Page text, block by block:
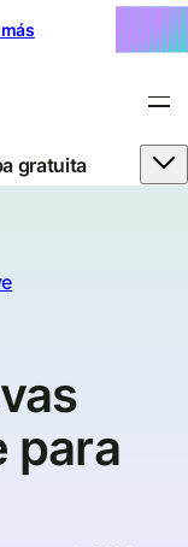
gratuita
para